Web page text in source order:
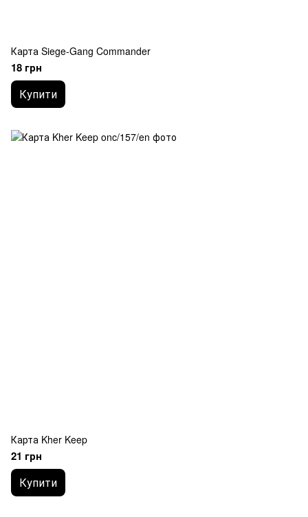
Карта Siege-Gang Commander
18 грн
Купити
Карта Kher Keep
21 грн
Купити